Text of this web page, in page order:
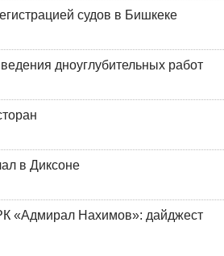
судов в Бишкеке
дноуглубительных работ
в Диксоне
«Адмирал Нахимов»: дайджест